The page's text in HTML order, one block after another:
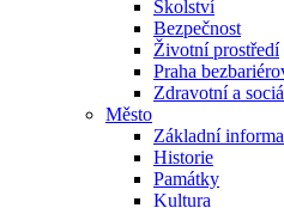
Školství
Bezpečnost
Životní prostředí
Praha
Zdravotní a
Město
Základní
Historie
Památky
Kultura